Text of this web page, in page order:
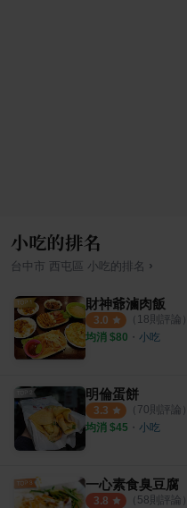
小吃的排名
台中市 西屯區 小吃 的排名 ›
財神爺滷肉飯
3.0 （ 18則評論）
均消 $80 ・ 小吃
明倫蛋餅
3.3 （ 70則評論）
均消 $45 ・ 小吃
一心素食臭豆腐
3.8 （ 58則評論）